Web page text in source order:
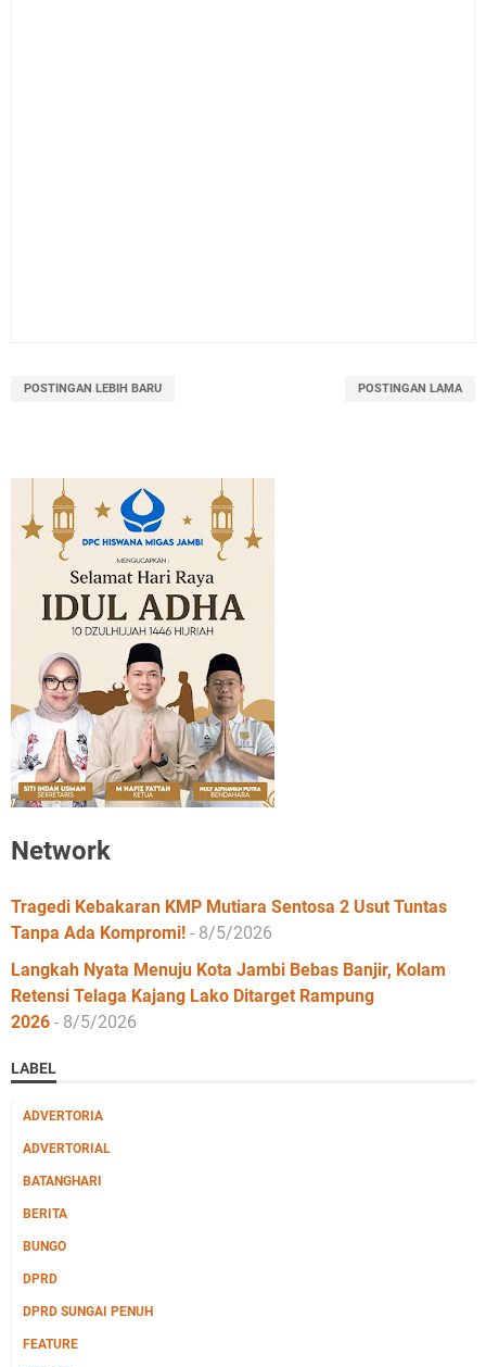
POSTINGAN LEBIH BARU POSTINGAN LAMA
Network
Tragedi Kebakaran KMP Mutiara Sentosa 2 Usut Tuntas
Tanpa Ada Kompromi! - 8/5/2026
Langkah Nyata Menuju Kota Jambi Bebas Banjir, Kolam
Retensi Telaga Kajang Lako Ditarget Rampung
2026 - 8/5/2026
LABEL
ADVERTORIA
ADVERTORIAL
BATANGHARI
BERITA
BUNGO
DPRD
DPRD SUNGAI PENUH
FEATURE